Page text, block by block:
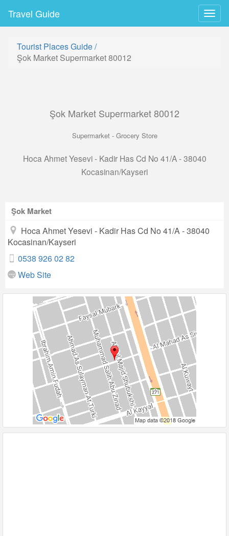
Travel Guide
Tourist Places Guide/
Şok Market Supermarket 80012
Şok Market Supermarket 80012
Supermarket - Grocery Store
Hoca Ahmet Yesevi - Kadir Has Cd No 41/A - 38040
Kocasinan/Kayseri
Şok Market
Hoca Ahmet Yesevi - Kadir Has Cd No 41/A - 38040
Kocasinan/Kayseri
0538 926 02 82
Web Site